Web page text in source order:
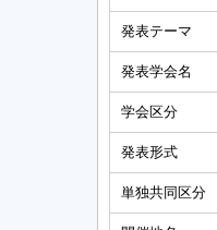
発表テーマ
発表学会名
学会区分
発表形式
単独共同区分